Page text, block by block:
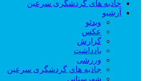
جاذبه های گردشگری سرعین
آرشیو
ویدئو
عکس
گزارش
یادداشت
ورزشی
جاذبه های گردشگری سرعین
شهرستانی